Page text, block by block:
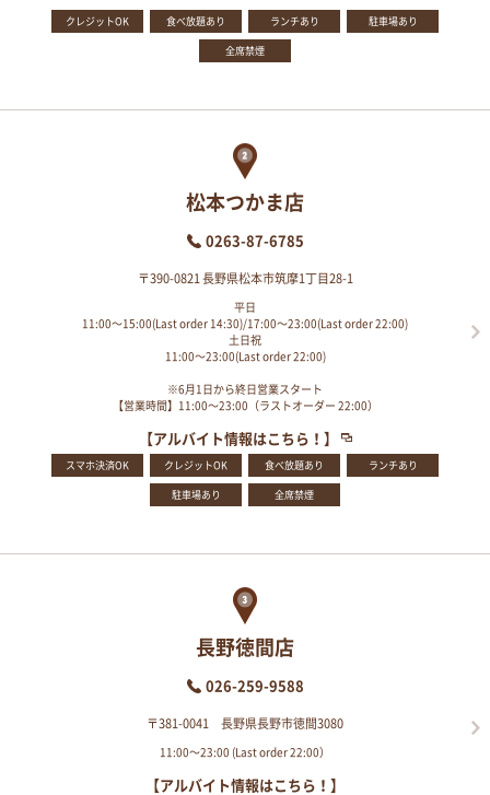
クレジットOK 食べ放題あり ランチあり 駐車場あり
全席禁煙
松本つかま店
0263-87-6785
〒390-0821 長野県松本市筑摩1丁目28-1
平日
11:00～15:00(Last order 14:30)/17:00～23:00(Last order 22:00)
土日祝
11:00～23:00(Last order 22:00)
※6月1日から終日営業スタート
【営業時間】11:00～23:00（ラストオーダー 22:00）
【アルバイト情報はこちら！】
スマホ決済OK クレジットOK 食べ放題あり ランチあり
駐車場あり 全席禁煙
長野徳間店
026-259-9588
〒381-0041 長野県長野市徳間3080
11:00～23:00 (Last order 22:00）
【アルバイト情報はこちら！】